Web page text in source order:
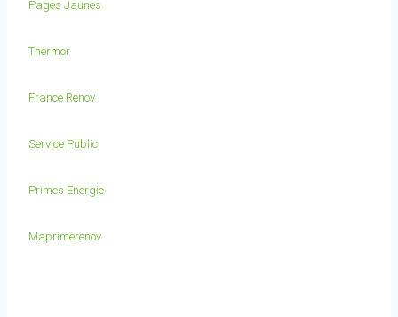
Pages Jaunes
Thermor
France Renov
Service Public
Primes Energie
Maprimerenov